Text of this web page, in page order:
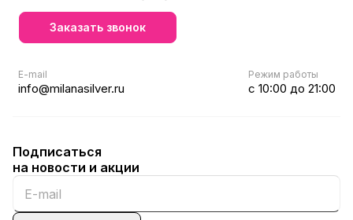
Заказать звонок
E-mail
info@milanasilver.ru
Режим работы
с 10:00 до 21:00
Подписаться
на новости и акции